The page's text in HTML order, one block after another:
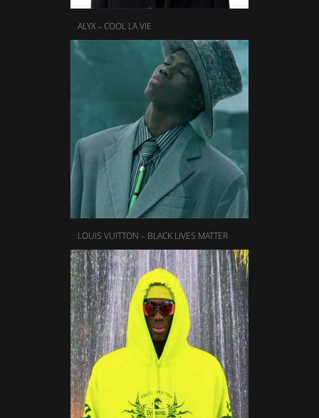
ALYX – COOL LA VIE
LOUIS VUITTON – BLACK LIVES MATTER